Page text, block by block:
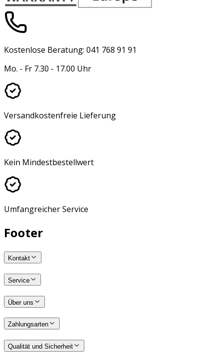
Kostenlose Beratung: 041 768 91 91
Mo. - Fr 7.30 - 17.00 Uhr
Versandkostenfreie Lieferung
Kein Mindestbestellwert
Umfangreicher Service
Footer
Kontakt
Service
Über uns
Zahlungsarten
Qualität und Sicherheit